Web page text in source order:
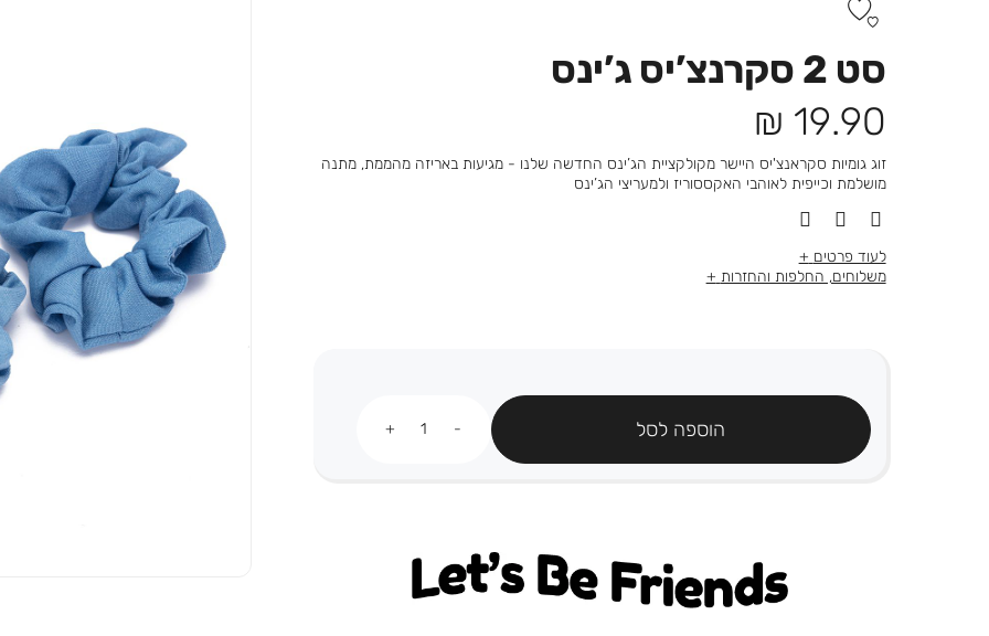
סט 2 סקרנצ’יס ג’ינס
מחיר
מוצר
19.90 ₪
זוג גומיות סקראנצ'יס היישר מקולקציית הג’ינס החדשה שלנו - מגיעות באריזה מהממת, מתנה
מושלמת וכייפית לאוהבי האקססוריז ולמעריצי הג’ינס
לעוד פרטים
משלוחים, החלפות והחזרות
הוספה לסל
Let's be friends